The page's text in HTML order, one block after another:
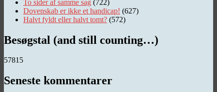
To sider af samme sag (722)
Dovenskab er ikke et handicap! (627)
Halvt fyldt eller halvt tomt? (572)
Besøgstal (and still counting…)
57815
Seneste kommentarer